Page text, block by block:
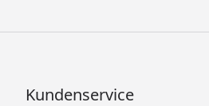
Kundenservice